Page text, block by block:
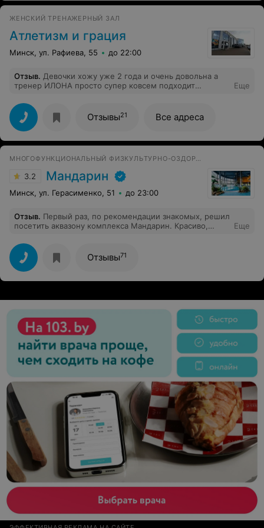
ЖЕНСКИЙ ТРЕНАЖЕРНЫЙ ЗАЛ
Атлетизм и грация
Минск, ул. Рафиева, 55 до 22:00
Отзыв. Девочки хожу уже 2 года и очень довольна а
тренер ИЛОНА просто супер ковсем подходит
результат отличный я очень довольно
Еще
Отзывы21 Все адреса
МНОГОФУНКЦИОНАЛЬНЫЙ ФИЗКУЛЬТУРНО-ОЗДОРОВИТЕЛЬНЫЙ КОМПЛЕКС
3.2 Мандарин
Минск, ул. Герасименко, 51 до 23:00
Отзыв. Первый раз, по рекомендации знакомых, решил
посетить аквазону комплекса Мандарин. Красиво,
избалованному посетителю очень даже понравилось.)
Но с непривычки заболела голова. Медпункт приятно
удивил. Отнеслись как к дорогому гостю. Выслушали.
Померяли давление. Дали таблетку. В общем так и
должно быть, просто мы к этому не привыкли.
профессионализм и чуткое отношение к клиентам.
Еще
Отзывы71